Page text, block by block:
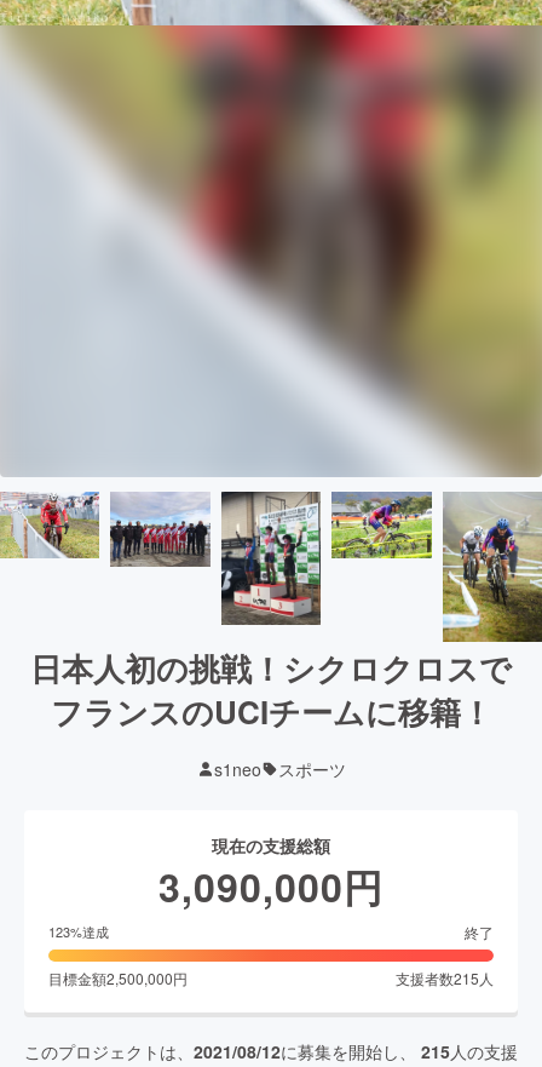
日本人初の挑戦！シクロクロスで
フランスのUCIチームに移籍！
s1neo スポーツ
現在の支援総額
3,090,000円
123%達成 終了
目標金額2,500,000円 支援者数215 人
このプロジェクトは、 2021/08/12に募集を開始し、 215人の支援